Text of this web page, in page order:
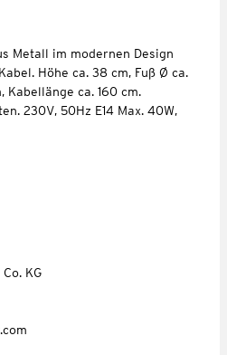
Metall im modernen Design
Höhe ca. 38 cm, Fuß Ø ca.
Kabellänge ca. 160 cm.
230V, 50Hz E14 Max. 40W,
KG